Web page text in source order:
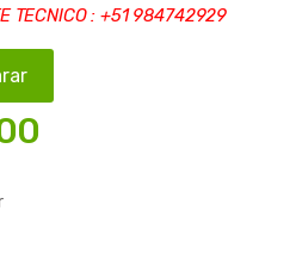
TECNICO : +51 984742929